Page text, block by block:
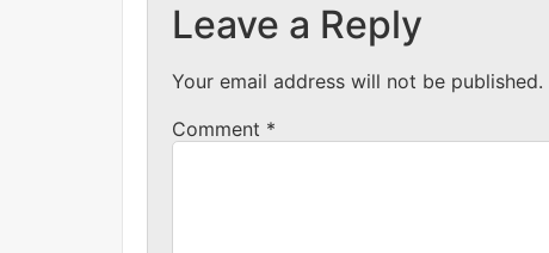
Leave a Reply
Your email address will not be published.
Comment *